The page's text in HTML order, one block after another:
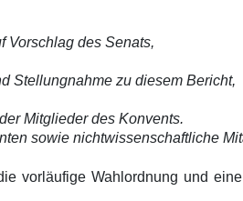
Vorschlag des Senats,
Stellungnahme zu diesem Bericht,
Mitglieder des Konvents.
sowie nichtwissenschaftliche
vorläufige Wahlordnung und